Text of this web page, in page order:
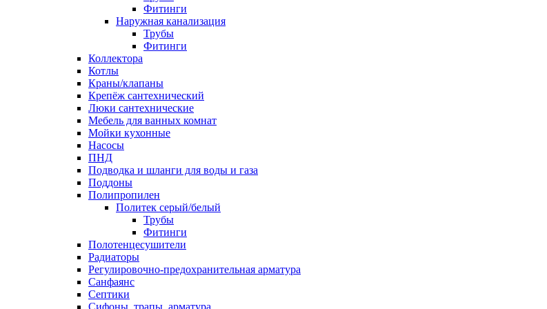
Фитинги
Наружная канализация
Трубы
Фитинги
Коллектора
Котлы
Краны/клапаны
Крепёж сантехнический
Люки сантехнические
Мебель для ванных комнат
Мойки кухонные
Насосы
ПНД
Подводка и шланги для воды и газа
Поддоны
Полипропилен
Политек серый/белый
Трубы
Фитинги
Полотенцесушители
Радиаторы
Регулировочно-предохранительная арматура
Санфаянс
Септики
Сифоны, трапы, арматура